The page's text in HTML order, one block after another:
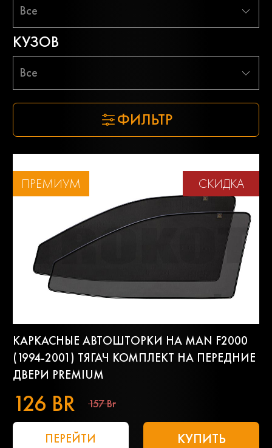
Все
КУЗОВ
Все
ФИЛЬТР
ПРЕМИУМ СКИДКА
КАРКАСНЫЕ АВТОШТОРКИ НА MAN F2000
(1994-2001) ТЯГАЧ КОМПЛЕКТ НА ПЕРЕДНИЕ
ДВЕРИ PREMIUM
126 BR 157 Br
ПЕРЕЙТИ КУПИТЬ